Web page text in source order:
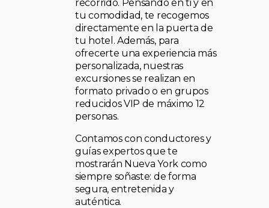
recorrido. Pensando en ti y en
tu comodidad, te recogemos
directamente en la puerta de
tu hotel. Además, para
ofrecerte una experiencia más
personalizada, nuestras
excursiones se realizan en
formato privado o en grupos
reducidos VIP de máximo 12
personas.
Contamos con conductores y
guías expertos que te
mostrarán Nueva York como
siempre soñaste: de forma
segura, entretenida y
auténtica.